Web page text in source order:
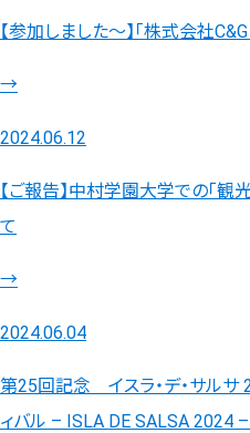
【参加しました～】「株式会社
→
2024.06.12
【ご報告】中村学園大学での「
て
→
2024.06.04
第25回記念 イスラ・デ・サル
ィバル – ISLA DE SALSA 2024